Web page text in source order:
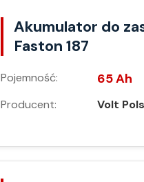
Akumulator do
Faston 187
Pojemność: 65 Ah
Producent: Volt